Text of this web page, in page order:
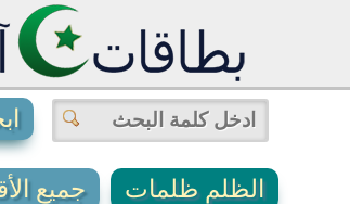
الظلم ظلمات جميع